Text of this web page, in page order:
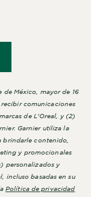
México, mayor de 16
recibir comunicaciones
de L'Oreal, y (2)
Garnier utiliza la
brindarle contenido,
y promocionales
personalizados y
incluso basadas en su
Política de privacidad